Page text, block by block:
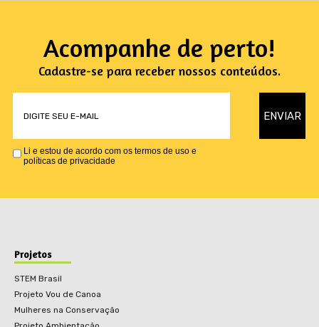
Acompanhe de perto!
Cadastre-se para receber nossos conteúdos.
Li e estou de acordo com os termos de uso e
políticas de privacidade
Projetos
STEM Brasil
Projeto Vou de Canoa
Mulheres na Conservação